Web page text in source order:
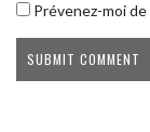
Prévenez-moi